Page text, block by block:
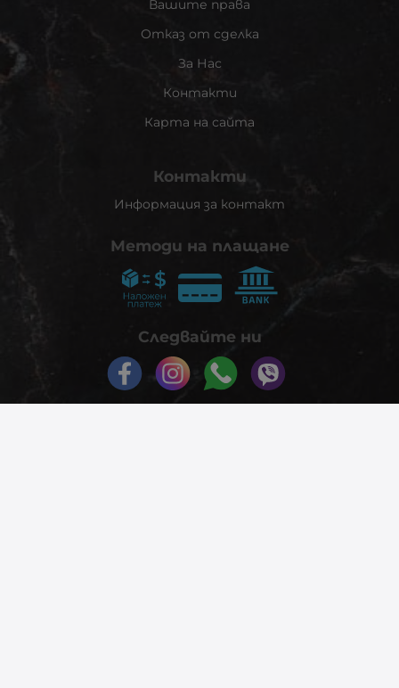
Вашите права
Отказ от сделка
За Нас
Контакти
Карта на сайта
Контакти
Информация за контакт
Методи на плащане
Следвайте ни